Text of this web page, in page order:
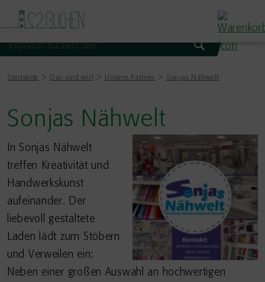
Startseite Das sind wir! Unsere Partner Sonjas Nähwelt
Sonjas Nähwelt
In Sonjas Nähwelt
treffen Kreativität und
Handwerkskunst
aufeinander. Der
liebevoll gestaltete
Laden lädt zum Stöbern
und Verweilen ein:
Neben einer großen Auswahl an hochwertigen